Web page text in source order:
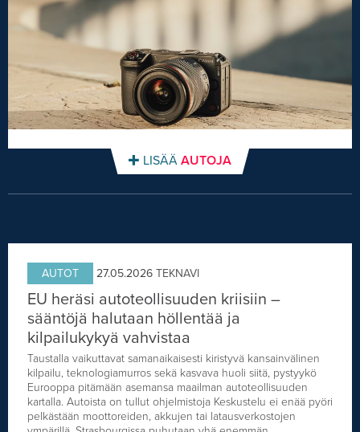
LISÄÄ AUTOJA
AUTOT 27.05.2026 TEKNAVI
EU heräsi autoteollisuuden kriisiin –
sääntöjä halutaan höllentää ja
kilpailukykyä vahvistaa
Taustalla vaikuttavat samanaikaisesti kiristyvä kansainvälinen
kilpailu, teknologiamurros sekä kasvava huoli siitä, pystyykö
Eurooppa pitämään asemansa maailman autoteollisuuden
kartalla. Autoista on tullut ohjelmistoja Keskustelu ei enää pyöri
pelkästään moottoreiden, akkujen tai latausverkostojen